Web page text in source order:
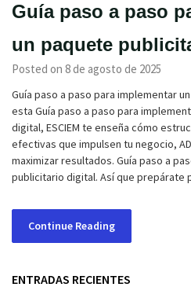
Guía paso a paso
un paquete
Posted on 8 de agosto de 2025
Guía paso a paso para implementar
esta Guía paso a paso para
digital, ESCIEM te enseña cómo
efectivas que impulsen tu negocio,
maximizar resultados. Guía paso a
publicitario digital. Así que prepárate
Continue Reading
ENTRADAS RECIENTES